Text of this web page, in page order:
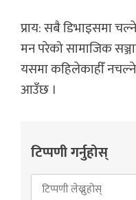
प्राय: सबै डिभाइसमा
मन परेको सामाजिक
यसमा कहिलेकाहीँ
आउँछ ।
टिप्पणी गर्नुहोस्